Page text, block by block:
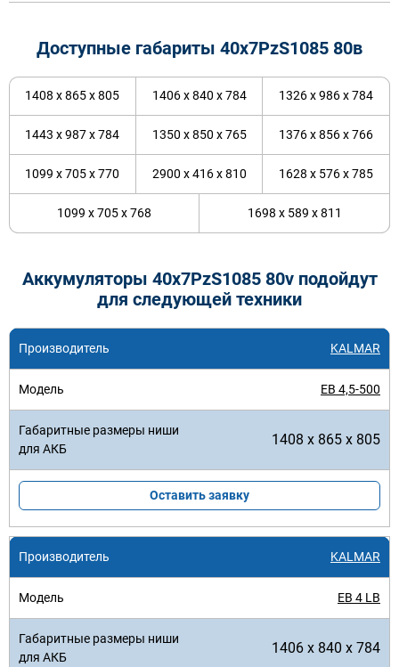
Доступные габариты 40х7PzS1085 80в
1408 x 865 x 805 1406 x 840 x 784 1326 x 986 x 784
1443 x 987 x 784 1350 x 850 x 765 1376 x 856 x 766
1099 x 705 x 770 2900 x 416 x 810 1628 x 576 x 785
1099 x 705 x 768 1698 x 589 x 811
Аккумуляторы 40x7PzS1085 80v подойдут
для следующей техники
KALMAR
EB 4,5-500
1408 x 865 x 805
Оставить заявку
KALMAR
EB 4 LB
1406 x 840 x 784